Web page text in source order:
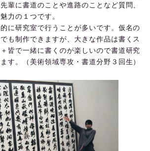
輩に書道のことや進路のことなど質問、
力の１つです。
に研究室で行うことが多いです。仮名の
も制作できますが、大きな作品は書くス
皆で一緒に書くのが楽しいので書道研究
す。（美術領域専攻・書道分野３回生）